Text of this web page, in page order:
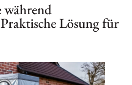
während
Lösung für